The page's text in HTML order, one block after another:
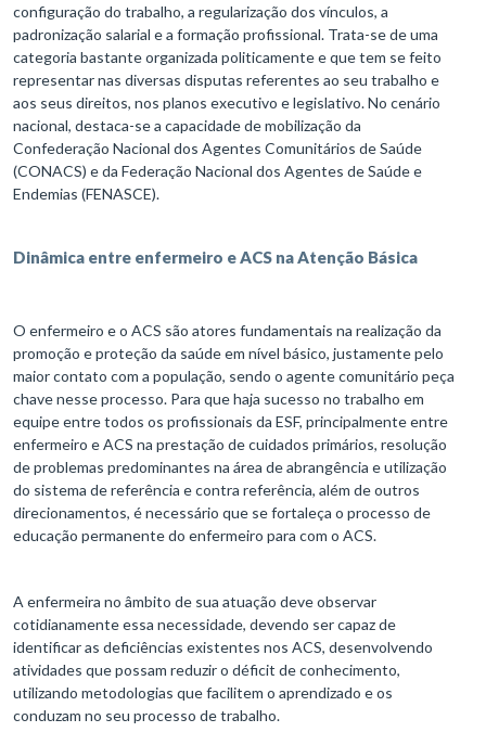
configuração do trabalho, a regularização dos vínculos, a
padronização salarial e a formação profissional. Trata-se de uma
categoria bastante organizada politicamente e que tem se feito
representar nas diversas disputas referentes ao seu trabalho e
aos seus direitos, nos planos executivo e legislativo. No cenário
nacional, destaca-se a capacidade de mobilização da
Confederação Nacional dos Agentes Comunitários de Saúde
(CONACS) e da Federação Nacional dos Agentes de Saúde e
Endemias (FENASCE).
Dinâmica entre enfermeiro e ACS na Atenção Básica
O enfermeiro e o ACS são atores fundamentais na realização da
promoção e proteção da saúde em nível básico, justamente pelo
maior contato com a população, sendo o agente comunitário peça
chave nesse processo. Para que haja sucesso no trabalho em
equipe entre todos os profissionais da ESF, principalmente entre
enfermeiro e ACS na prestação de cuidados primários, resolução
de problemas predominantes na área de abrangência e utilização
do sistema de referência e contra referência, além de outros
direcionamentos, é necessário que se fortaleça o processo de
educação permanente do enfermeiro para com o ACS.
A enfermeira no âmbito de sua atuação deve observar
cotidianamente essa necessidade, devendo ser capaz de
identificar as deficiências existentes nos ACS, desenvolvendo
atividades que possam reduzir o déficit de conhecimento,
utilizando metodologias que facilitem o aprendizado e os
conduzam no seu processo de trabalho.